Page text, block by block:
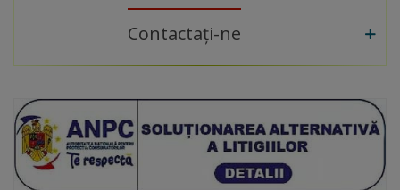
Contactați-ne